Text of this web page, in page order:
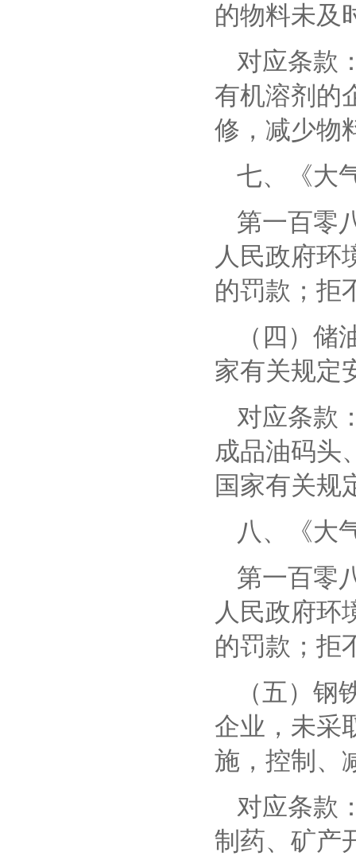
的物料未及
对应条款
有机溶剂的
修，减少物
七、
《
第一百零
人民政府环
的罚款；拒
（四）
家有关规定
对应条款
成品油码头
国家有关规
八、
《
第一百零
人民政府环
的罚款；拒
（五）
企业，未采
施，控制、
对应条款
制药、矿产